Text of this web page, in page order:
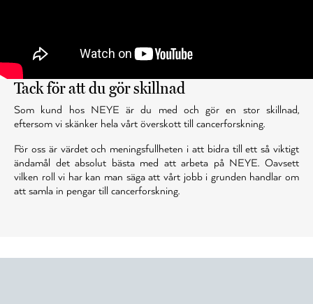
Tack för att du gör skillnad
Som kund hos NEYE är du med och gör en stor skillnad,
eftersom vi skänker hela vårt överskott till cancerforskning.
För oss är värdet och meningsfullheten i att bidra till ett så viktigt
ändamål det absolut bästa med att arbeta på NEYE. Oavsett
vilken roll vi har kan man säga att vårt jobb i grunden handlar om
att samla in pengar till cancerforskning.